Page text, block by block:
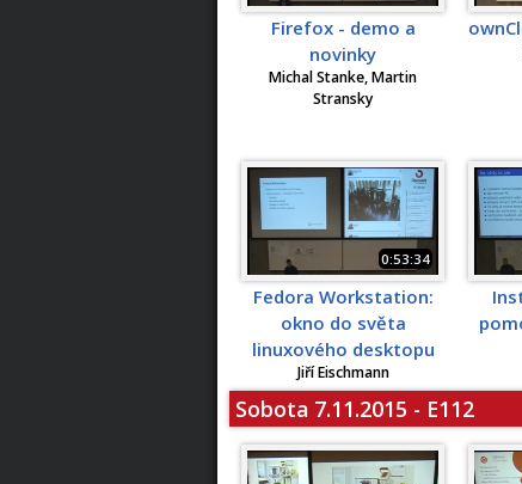
Firefox - demo a
novinky
Michal Stanke, Martin
Stransky
0:53:34
Fedora Workstation:
okno do světa
linuxového desktopu
Jiří Eischmann
Sobota 7.11.2015 - E112